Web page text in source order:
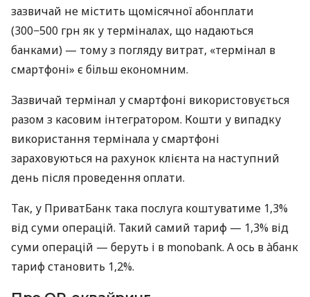
зазвичай не містить щомісячної абонплати
(300−500 грн як у терміналах, що надаються
банками) — тому з погляду витрат, «термінал в
смартфоні» є більш економним.
Зазвичай термінал у смартфоні використовується
разом з касовим інтегратором. Кошти у випадку
використання термінала у смартфоні
зараховуються на рахунок клієнта на наступний
день після проведення оплати.
Так, у ПриватБанк така послуга коштуватиме 1,3%
від суми операцій. Такий самий тариф — 1,3% від
суми операцій — беруть і в monobank. А ось в àбанк
тариф становить 1,2%.